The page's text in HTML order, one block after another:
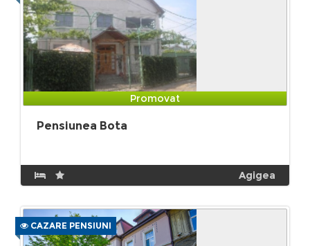
Promovat
Pensiunea Bota
Agigea
CAZARE PENSIUNI